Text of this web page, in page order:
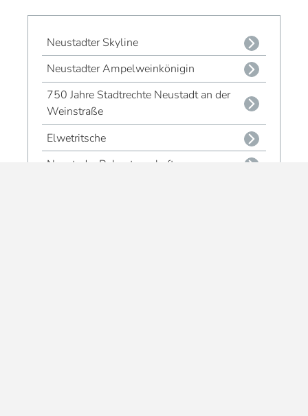
Neustadter Skyline
Neustadter Ampelweinkönigin
750 Jahre Stadtrechte Neustadt an der
Weinstraße
Elwetritsche
Neustader Rebpatenschaft